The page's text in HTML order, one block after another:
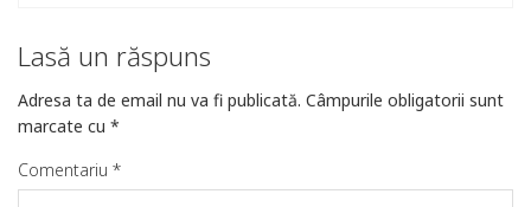
Lasă un răspuns
Adresa ta de email nu va fi publicată. Câmpurile obligatorii sunt
marcate cu *
Comentariu *